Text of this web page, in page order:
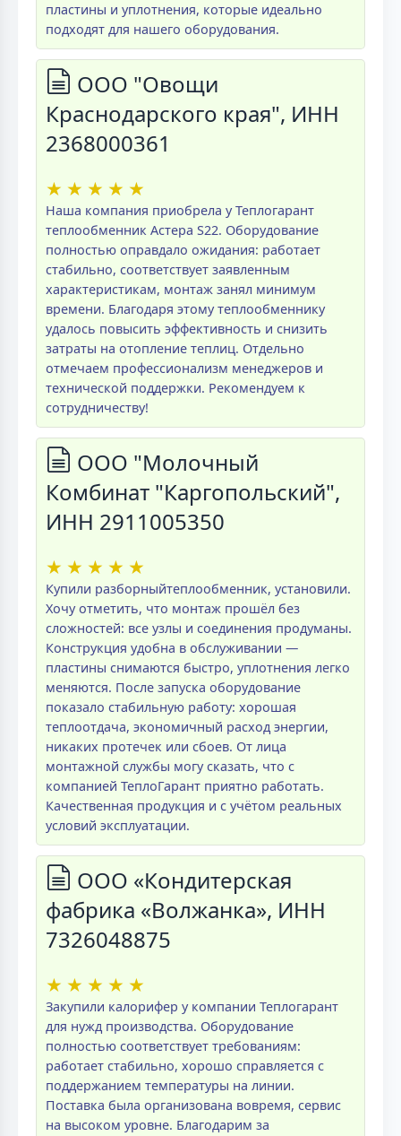
пластины и уплотнения, которые идеально
подходят для нашего оборудования.
ООО "Овощи
Краснодарского края", ИНН
2368000361
★ ★ ★ ★ ★
Наша компания приобрела у Теплогарант
теплообменник Астера S22. Оборудование
полностью оправдало ожидания: работает
стабильно, соответствует заявленным
характеристикам, монтаж занял минимум
времени. Благодаря этому теплообменнику
удалось повысить эффективность и снизить
затраты на отопление теплиц. Отдельно
отмечаем профессионализм менеджеров и
технической поддержки. Рекомендуем к
сотрудничеству!
ООО "Молочный
Комбинат "Каргопольский",
ИНН 2911005350
★ ★ ★ ★ ★
Купили разборныйтеплообменник, установили.
Хочу отметить, что монтаж прошёл без
сложностей: все узлы и соединения продуманы.
Конструкция удобна в обслуживании —
пластины снимаются быстро, уплотнения легко
меняются. После запуска оборудование
показало стабильную работу: хорошая
теплоотдача, экономичный расход энергии,
никаких протечек или сбоев. От лица
монтажной службы могу сказать, что с
компанией ТеплоГарант приятно работать.
Качественная продукция и с учётом реальных
условий эксплуатации.
ООО «Кондитерская
фабрика «Волжанка», ИНН
7326048875
★ ★ ★ ★ ★
Закупили калорифер у компании Теплогарант
для нужд производства. Оборудование
полностью соответствует требованиям:
работает стабильно, хорошо справляется с
поддержанием температуры на линии.
Поставка была организована вовремя, сервис
на высоком уровне. Благодарим за